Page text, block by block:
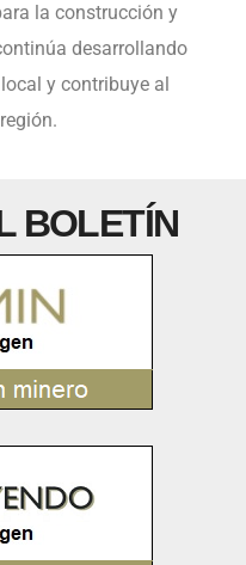
la construcción y
desarrollando
y contribuye al
BOLETÍN